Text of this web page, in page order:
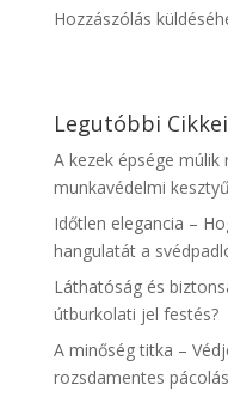
Hozzászólás
Legutóbbi
A kezek épsége
munkavédelmi
Időtlen elegancia –
hangulatát a
Láthatóság és
útburkolati jel festés?
A minőség titka –
rozsdamentes